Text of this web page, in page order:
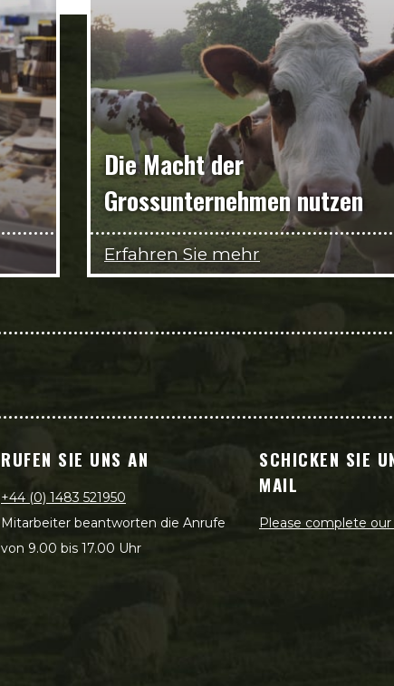
Die Macht der
Grossunternehmen nutzen
Erfahren Sie mehr
RUFEN SIE UNS AN
+44 (0) 1483 521950
Mitarbeiter beantworten die Anrufe
von 9.00 bis 17.00 Uhr
SCHICKEN SIE
MAIL
Please complete